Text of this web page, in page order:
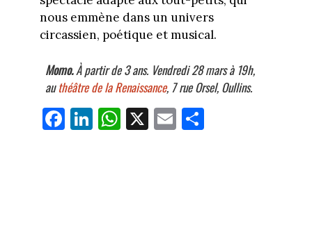
nous emmène dans un univers
circassien, poétique et musical.
Momo.À partir de 3 ans. Vendredi 28 mars à 19h,
authéâtre de la Renaissance, 7 rue Orsel, Oullins.
Fa
ce
Li
nk
W
ha
X E
m
Pa